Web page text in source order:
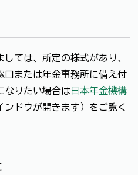
ては、所定の様式があり、
口または年金事務所に備え付
なりたい場合は日本年金機構
ンドウが開きます）をご覧く